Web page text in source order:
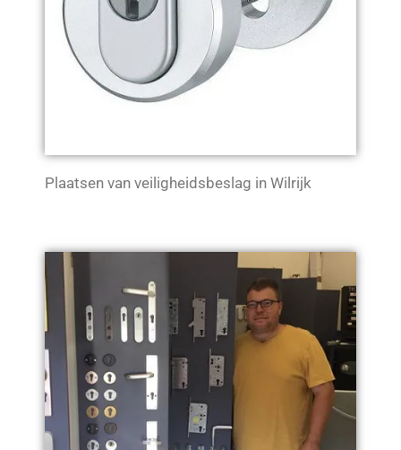
Plaatsen van veiligheidsbeslag in Wilrijk